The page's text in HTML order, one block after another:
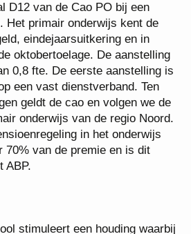
D12 van de Cao PO bij een
Het primair onderwijs kent de
eindejaarsuitkering en in
oktobertoelage. De
omvang van 0,8 fte. De eerste
met uitzicht op een vast
van vrije dagen geldt de
vakanties in het primair
Noord. Binnen de huidige
onderwijs betaalt de
premie en is dit